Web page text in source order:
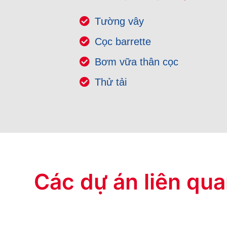
Tường vây
Cọc barrette
Bơm vữa thân cọc
Thử tải
Các dự án liên